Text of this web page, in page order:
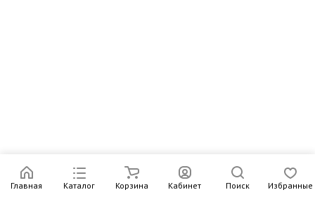
Главная Каталог Корзина Кабинет Поиск Избранные